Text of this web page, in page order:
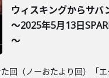
ウィスキングからサ
～2025年5月13日
～
回（ノーおたより回）「